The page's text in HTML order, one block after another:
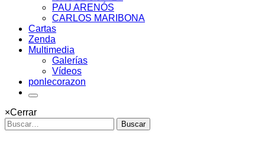
PAU ARENÓS
CARLOS MARIBONA
Cartas
Zenda
Multimedia
Galerías
Vídeos
ponlecorazon
×Cerrar
Buscar